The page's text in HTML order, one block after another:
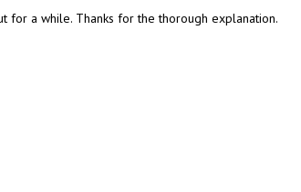
for a while. Thanks for the thorough explanation.